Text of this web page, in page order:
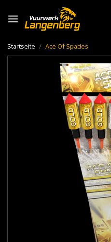
Startseite Ace Of Spades